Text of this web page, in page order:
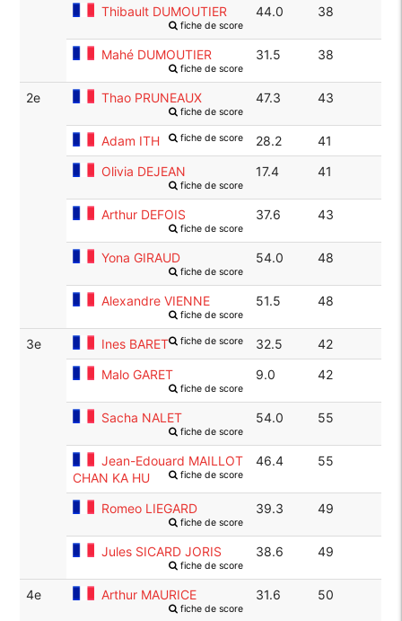
Thibault DUMOUTIER
fiche de score
44.0 38
Mahé DUMOUTIER
fiche de score
31.5 38
2e Thao PRUNEAUX
fiche de score
47.3 43
Adam ITH fiche de score 28.2
41
Olivia DEJEAN
fiche de score
17.4 41
Arthur DEFOIS
fiche de score
37.6 43
Yona GIRAUD
fiche de score
54.0 48
Alexandre VIENNE
fiche de score
51.5 48
3e Ines BARET fiche de score 32.5
42
Malo GARET
fiche de score
9.0 42
Sacha NALET
fiche de score
54.0 55
Jean-Edouard MAILLOT
CHAN KA HU
fiche de score
46.4 55
Romeo LIEGARD
fiche de score
39.3 49
Jules SICARD JORIS
fiche de score
38.6 49
4e Arthur MAURICE
fiche de score
31.6 50